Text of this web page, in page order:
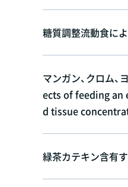
糖質調整流動食に
マンガン、クロム
ects of feeding
d tissue
緑茶カテキン含有